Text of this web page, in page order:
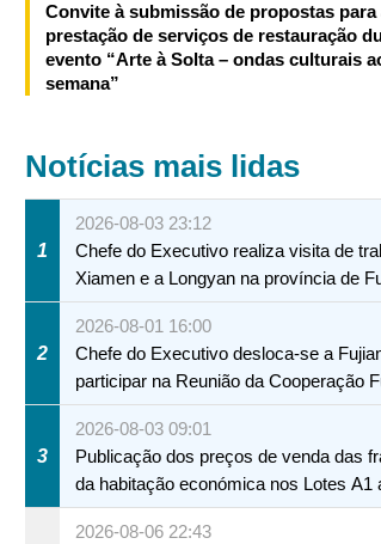
Convite à submissão de propostas para
prestação de serviços de restauração
evento “Arte à Solta – ondas culturais
semana”
Notícias mais lidas
1
2026-08-03 23:12
Chefe do Executivo realiza visita de
Xiamen e a Longyan na província de
2
2026-08-01 16:00
Chefe do Executivo desloca-se a
participar na Reunião da Cooperação
Macau
3
2026-08-03 09:01
Publicação dos preços de venda das
da habitação económica nos Lotes A1
A12 da Zona A dos Novos Aterros
2026-08-06 22:43